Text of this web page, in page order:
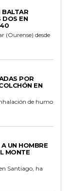
BALTAR
DOS EN
40
(Ourense) desde
POR
EN
de humo
UN HOMBRE
MONTE
Santiago, ha